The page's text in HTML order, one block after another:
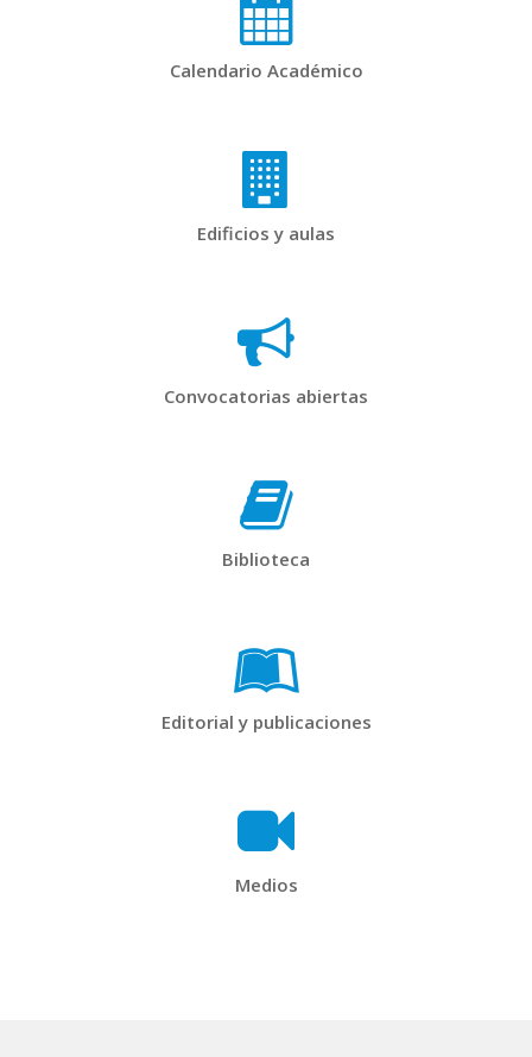
Calendario Académico
Edificios y aulas
Convocatorias abiertas
Biblioteca
Editorial y publicaciones
Medios